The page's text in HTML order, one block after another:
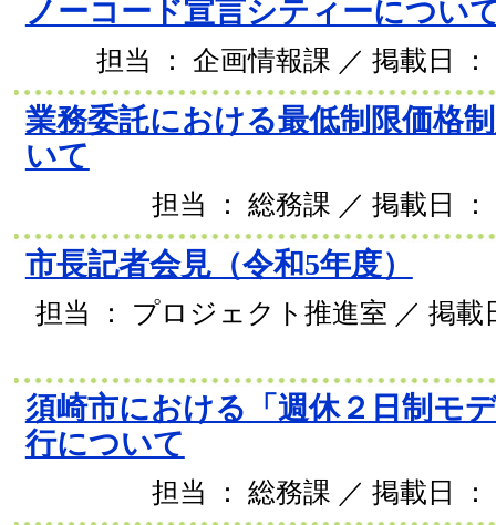
ノーコード宣言シティーについ
担当 ： 企画情報課 ／ 掲載日 ：
業務委託における最低制限価格
いて
担当 ： 総務課 ／ 掲載日
市長記者会見（令和5年度）
担当 ： プロジェクト推進室 ／ 掲載
須崎市における「週休２日制モ
行について
担当 ： 総務課 ／ 掲載日